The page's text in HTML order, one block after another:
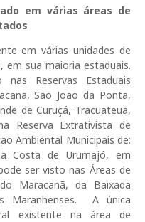
em várias áreas de
em várias unidades de
em sua maioria estaduais.
Reservas Estaduais
São João da Ponta,
de Curuçá, Tracuateua,
Reserva Extrativista de
Ambiental Municipais de:
Costa de Urumajó, em
ser visto nas Áreas de
Maracanã, da Baixada
Maranhenses. A única
existente na área de